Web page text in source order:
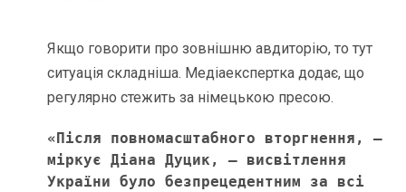
Якщо говорити про зовнішню авдиторію, то тут
ситуація складніша. Медіаекспертка додає, що
регулярно стежить за німецькою пресою.
«Після повномасштабного вторгнення, –
міркує Діана Дуцик, – висвітлення
України було безпрецедентним за всі